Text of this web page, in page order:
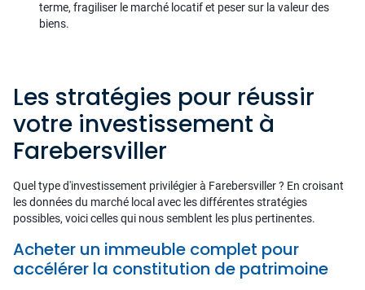
terme, fragiliser le marché locatif et peser sur la valeur des
biens.
Les stratégies pour réussir
votre investissement à
Farebersviller
Quel type d'investissement privilégier à Farebersviller ? En croisant
les données du marché local avec les différentes stratégies
possibles, voici celles qui nous semblent les plus pertinentes.
Acheter un immeuble complet pour
accélérer la constitution de patrimoine